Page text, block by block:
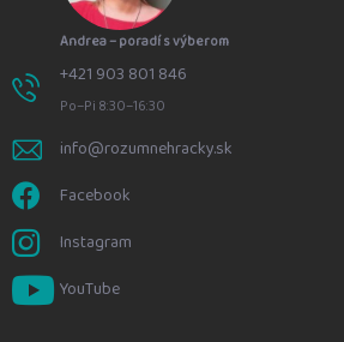
Andrea – poradí s výberom
+421 903 801 846
Po–Pi 8:30–16:30
info@rozumnehracky.sk
Facebook
Instagram
YouTube